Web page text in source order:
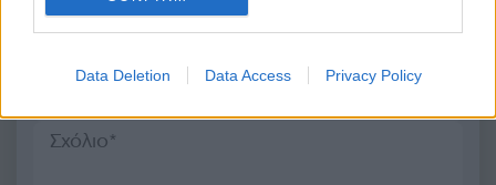
Data Deletion Data Access Privacy Policy
Σχολίασε εδώ